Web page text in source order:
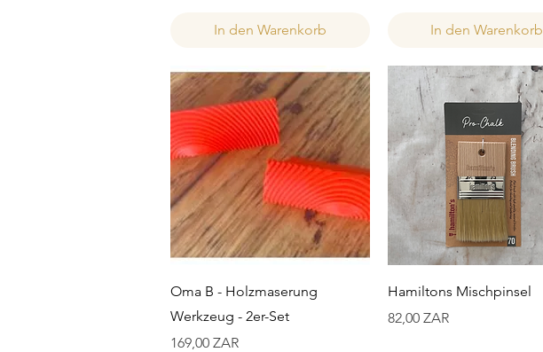
In den Warenkorb In den Warenkorb
Schnellansicht
Oma B - Holzmaserung
Werkzeug - 2er-Set
Preis
169,00 ZAR
Schnellansicht
Hamiltons Mischpinsel
Preis
82,00 ZAR